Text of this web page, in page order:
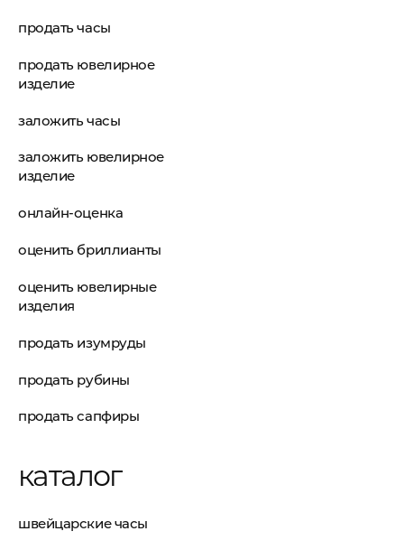
продать часы
продать ювелирное
изделие
заложить часы
заложить ювелирное
изделие
онлайн-оценка
оценить бриллианты
оценить ювелирные
изделия
продать изумруды
продать рубины
продать сапфиры
каталог
швейцарские часы